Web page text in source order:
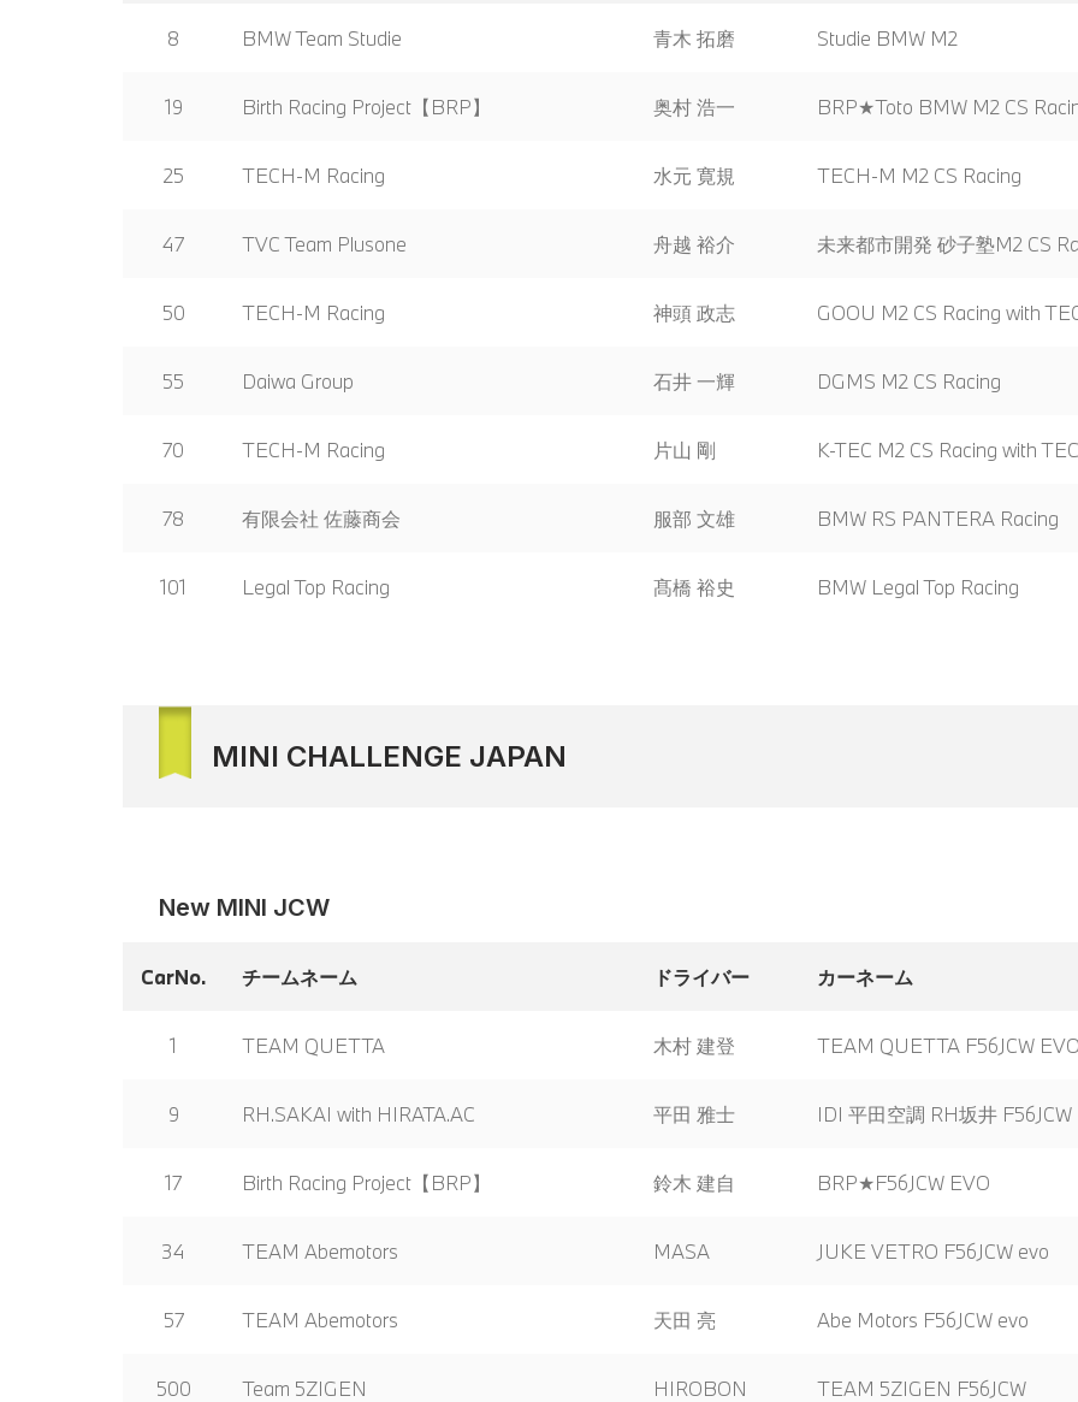
8 BMW Team Studie 青木 拓磨 Studie BMW M2
19 Birth Racing Project【BRP】 奥村 浩一 BRP★Toto BMW M2 CS
25 TECH-M Racing 水元 寛規 TECH-M M2 CS Racing
47 TVC Team Plusone 舟越 裕介 未来都市開発 砂子塾M2 CS
50 TECH-M Racing 神頭 政志 GOOU M2 CS Racing with
55 Daiwa Group 石井 一輝 DGMS M2 CS Racing
70 TECH-M Racing 片山 剛 K-TEC M2 CS Racing with
78 有限会社 佐藤商会 服部 文雄 BMW RS PANTERA Racing
101 Legal Top Racing 髙橋 裕史 BMW Legal Top Racing
MINI CHALLENGE JAPAN
New MINI JCW
CarNo. チームネーム ドライバー カーネーム
1 TEAM QUETTA 木村 建登 TEAM QUETTA F56JCW
9 RH.SAKAI with HIRATA.AC 平田 雅士 IDI 平田空調 RH坂井 F56JCW
17 Birth Racing Project【BRP】 鈴木 建自 BRP★F56JCW EVO
34 TEAM Abemotors MASA JUKE VETRO F56JCW evo
57 TEAM Abemotors 天田 亮 Abe Motors F56JCW evo
500 Team 5ZIGEN HIROBON TEAM 5ZIGEN F56JCW